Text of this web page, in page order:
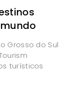
Grosso do Sul
turísticos